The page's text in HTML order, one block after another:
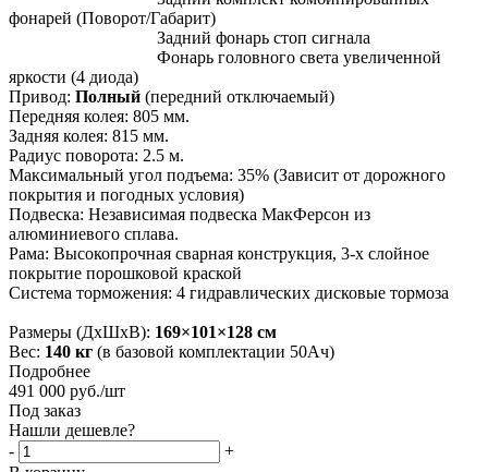
фонарей (Поворот/Габарит)
Задний фонарь стоп сигнала
Фонарь головного света увеличенной
яркости (4 диода)
Привод: Полный (передний отключаемый)
Передняя колея: 805 мм.
Задняя колея: 815 мм.
Радиус поворота: 2.5 м.
Максимальный угол подъема: 35% (Зависит от дорожного
покрытия и погодных условия)
Подвеска: Независимая подвеска МакФерсон из
алюминиевого сплава.
Рама: Высокопрочная сварная конструкция, 3-х слойное
покрытие порошковой краской
Система торможения: 4 гидравлических дисковые тормоза
Размеры (ДхШхВ): 169×101×128 см
Вес: 140 кг (в базовой комплектации 50Ач)
Подробнее
491 000 руб./шт
Под заказ
Нашли дешевле?
-
+